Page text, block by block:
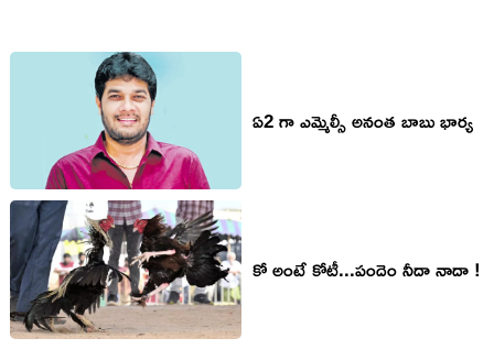
ఏ2 గా ఎమ్మెల్సీ అనంత బాబు భార్య
కో అంటే కోటీ...పందెం నీదా నాదా !